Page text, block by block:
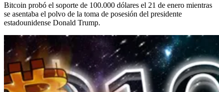
Bitcoin probó el soporte de 100.000 dólares el 21 de enero mientras
se asentaba el polvo de la toma de posesión del presidente
estadounidense Donald Trump.